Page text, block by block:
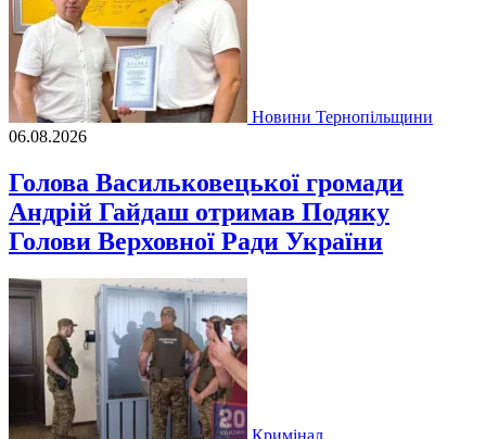
Новини Тернопільщини
06.08.2026
Голова Васильковецької громади
Андрій Гайдаш отримав Подяку
Голови Верховної Ради України
Кримінал